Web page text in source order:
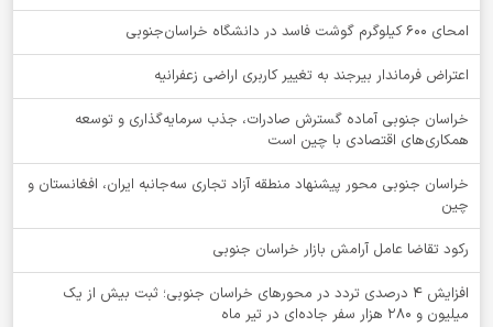
امحای ۶۰۰ کیلوگرم گوشت فاسد در دانشگاه خراسان‌جنوبی
اعتراض فرماندار بیرجند به تغییر کاربری اراضی زعفرانیه
خراسان جنوبی آماده گسترش صادرات، جذب سرمایه‌گذاری و توسعه
همکاری‌های اقتصادی با چین است
خراسان جنوبی محور پیشنهاد منطقه آزاد تجاری سه‌جانبه ایران، افغانستان و
چین
رکود تقاضا عامل آرامش بازار خراسان جنوبی
افزایش 4 درصدی تردد در محورهای خراسان جنوبی؛ ثبت بیش از یک
میلیون و 280 هزار سفر جاده‌ای در تیر ماه